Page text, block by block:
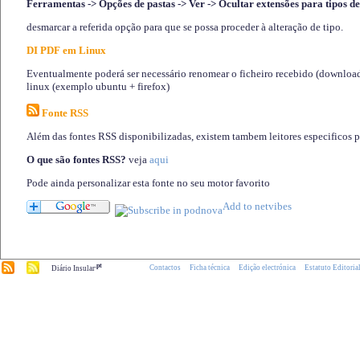
Ferramentas -> Opções de pastas -> Ver -> Ocultar extensões para tipos
desmarcar a referida opção para que se possa proceder à alteração de tipo.
DI PDF em Linux
Eventualmente poderá ser necessário renomear o ficheiro recebido
linux (exemplo ubuntu + firefox)
Fonte RSS
Além das fontes RSS disponibilizadas, existem tambem leitores especificos
O que são fontes RSS? veja aqui
Pode ainda personalizar esta fonte no seu motor favorito
Diário Insular.pt Contactos Ficha técnica Edição electrónica Estatuto Editorial